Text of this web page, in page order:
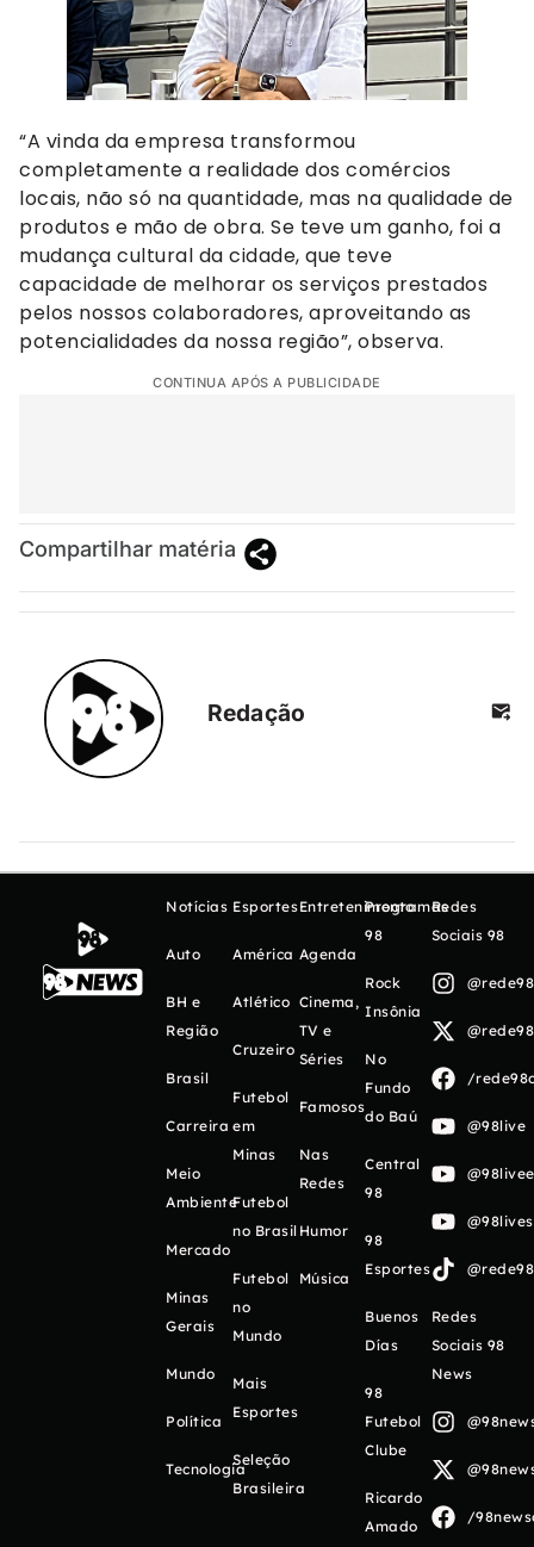
“A vinda da empresa transformou
completamente a realidade dos comércios
locais, não só na quantidade, mas na qualidade de
produtos e mão de obra. Se teve um ganho, foi a
mudança cultural da cidade, que teve
capacidade de melhorar os serviços prestados
pelos nossos colaboradores, aproveitando as
potencialidades da nossa região”, observa.
CONTINUA APÓS A PUBLICIDADE
Compartilhar matéria
Redação
Notícias
Auto
BH e
Região
Brasil
Carreira
Meio
Ambiente
Mercado
Minas
Gerais
Mundo
Política
Tecnologia
Esportes
América
Atlético
Cruzeiro
Futebol
em
Minas
Futebol
no Brasil
Futebol
no
Mundo
Mais
Esportes
Seleção
Brasileira
Entretenimento
Agenda
Cinema,
TV e
Séries
Famosos
Nas
Redes
Humor
Música
Programas
98
Rock
Insônia
No
Fundo
do Baú
Central
98
98
Esportes
Buenos
Días
98
Futebol
Clube
Ricardo
Amado
Redes
Sociais 98
/
@98live
Redes
Sociais 98
News
/